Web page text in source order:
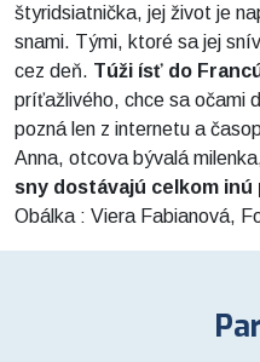
štyridsiatnička, jej život je
snami. Tými, ktoré sa jej
cez deň. Túži ísť do
príťažlivého, chce sa očami
pozná len z internetu a
Anna, otcova bývalá
sny dostávajú celkom inú
Obálka : Viera Fabianová,